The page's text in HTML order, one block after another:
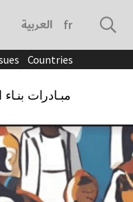
العربية français
Countries
مبـادرات